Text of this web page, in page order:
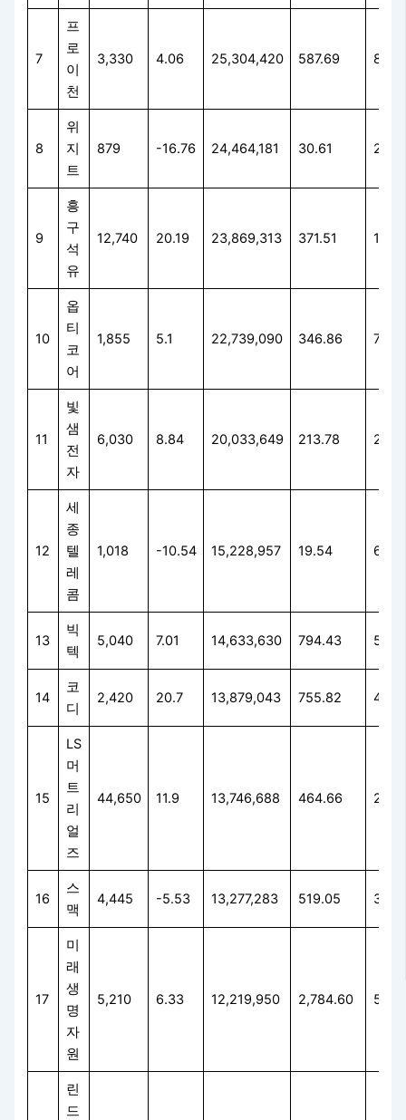
7
프
로
이
천
3,330 4.06 25,304,420 587.69
8
위
지
트
879 -16.76 24,464,181 30.61
9
흥
구
석
유
12,740 20.19 23,869,313 371.51
10
옵
티
코
어
1,855 5.1 22,739,090 346.86
11
빛
샘
전
자
6,030 8.84 20,033,649 213.78
12
세
종
텔
레
콤
1,018 -10.54 15,228,957 19.54
13
빅
텍
5,040 7.01 14,633,630 794.43
14
코
디
2,420 20.7 13,879,043 755.82
15
LS
머
트
리
얼
즈
44,650 11.9 13,746,688 464.66
16
스
맥
4,445 -5.53 13,277,283 519.05
17
미
래
생
명
자
원
5,210 6.33 12,219,950 2,784.60
린
드